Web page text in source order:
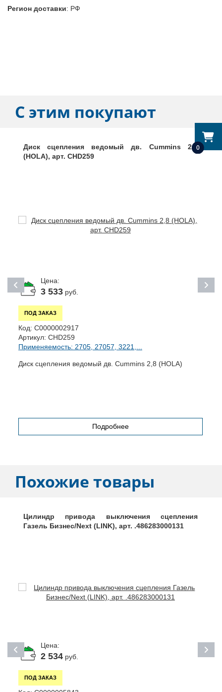
0
Регион доставки: РФ
С этим покупают
Диск сцепления ведомый дв. Cummins 2,8
(HOLA), арт. CHD259
Цена:
3 533руб.
ПОД ЗАКАЗ
Код: С0000002917
Артикул: CHD259
Применяемость: 2705, 27057, 3221,...
Диск сцепления ведомый дв. Cummins 2,8 (HOLA)
Подробнее
Похожие товары
Цилиндр привода выключения сцепления
Газель Бизнес/Next (LINK), арт. .486283000131
Цена:
2 534руб.
ПОД ЗАКАЗ